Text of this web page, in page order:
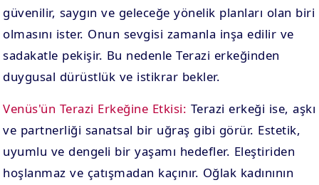
güvenilir, saygın ve geleceğe yönelik planları olan biri
olmasını ister. Onun sevgisi zamanla inşa edilir ve
sadakatle pekişir. Bu nedenle Terazi erkeğinden
duygusal dürüstlük ve istikrar bekler.
Venüs'ün Terazi Erkeğine Etkisi: Terazi erkeği ise, aşkı
ve partnerliği sanatsal bir uğraş gibi görür. Estetik,
uyumlu ve dengeli bir yaşamı hedefler. Eleştiriden
hoşlanmaz ve çatışmadan kaçınır. Oğlak kadınının